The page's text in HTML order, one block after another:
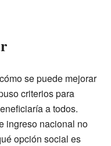
se puede mejorar
criterios para
a todos.
ingreso nacional no
opción social es